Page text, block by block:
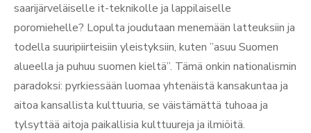
saarijärveläiselle it-teknikolle ja lappilaiselle
poromiehelle? Lopulta joudutaan menemään latteuksiin ja
todella suuripiirteisiin yleistyksiin, kuten ”asuu Suomen
alueella ja puhuu suomen kieltä”. Tämä onkin nationalismin
paradoksi: pyrkiessään luomaa yhtenäistä kansakuntaa ja
aitoa kansallista kulttuuria, se väistämättä tuhoaa ja
tylsyttää aitoja paikallisia kulttuureja ja ilmiöitä.